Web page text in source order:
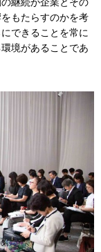
もたらすのかを考
できることを常に
境があることであ